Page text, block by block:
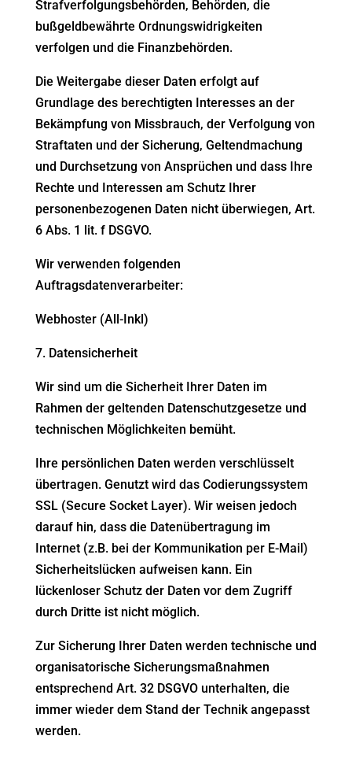
Strafverfolgungsbehörden, Behörden, die
bußgeldbewährte Ordnungswidrigkeiten
verfolgen und die Finanzbehörden.
Die Weitergabe dieser Daten erfolgt auf
Grundlage des berechtigten Interesses an der
Bekämpfung von Missbrauch, der Verfolgung von
Straftaten und der Sicherung, Geltendmachung
und Durchsetzung von Ansprüchen und dass Ihre
Rechte und Interessen am Schutz Ihrer
personenbezogenen Daten nicht überwiegen, Art.
6 Abs. 1 lit. f DSGVO.
Wir verwenden folgenden
Auftragsdatenverarbeiter:
Webhoster (All-Inkl)
7. Datensicherheit
Wir sind um die Sicherheit Ihrer Daten im
Rahmen der geltenden Datenschutzgesetze und
technischen Möglichkeiten bemüht.
Ihre persönlichen Daten werden verschlüsselt
übertragen. Genutzt wird das Codierungssystem
SSL (Secure Socket Layer). Wir weisen jedoch
darauf hin, dass die Datenübertragung im
Internet (z.B. bei der Kommunikation per E-Mail)
Sicherheitslücken aufweisen kann. Ein
lückenloser Schutz der Daten vor dem Zugriff
durch Dritte ist nicht möglich.
Zur Sicherung Ihrer Daten werden technische und
organisatorische Sicherungsmaßnahmen
entsprechend Art. 32 DSGVO unterhalten, die
immer wieder dem Stand der Technik angepasst
werden.